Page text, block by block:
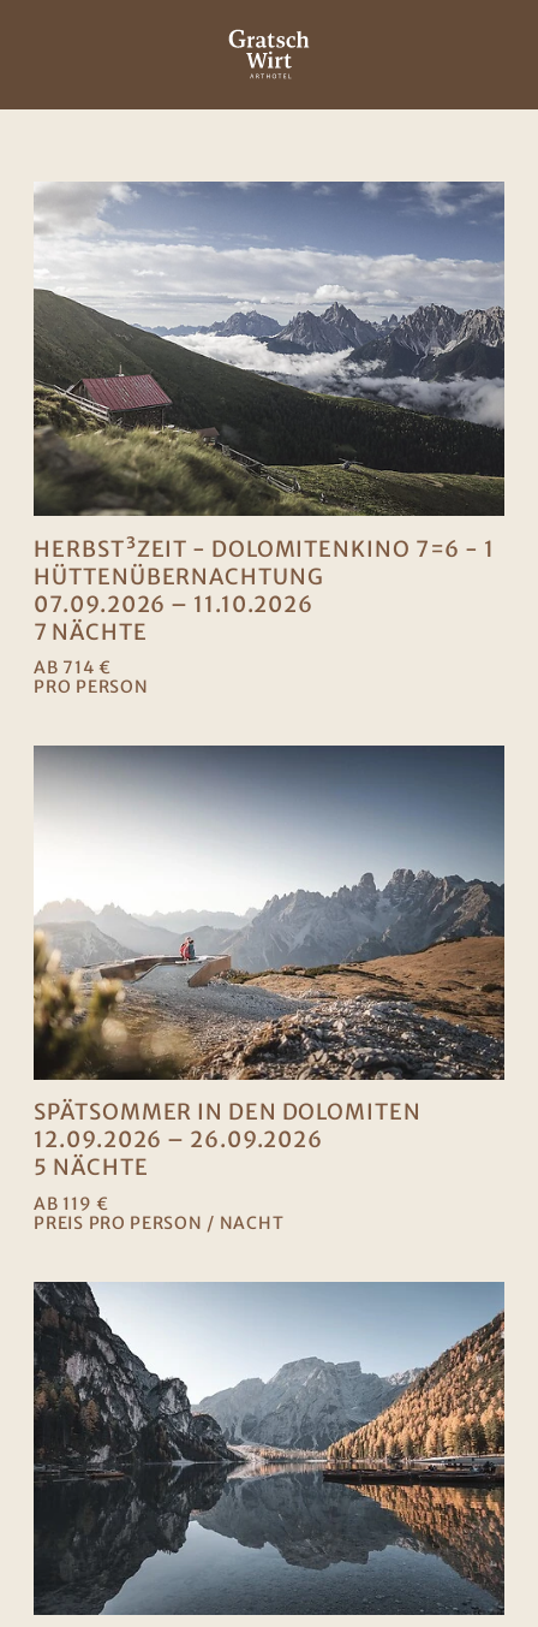
HERBST³ZEIT - DOLOMITENKINO 7=6 - 1
HÜTTENÜBERNACHTUNG
07.09.2026 – 11.10.2026
7 NÄCHTE
AB 714 €
PRO PERSON
SPÄTSOMMER IN DEN DOLOMITEN
12.09.2026 – 26.09.2026
5 NÄCHTE
AB 119 €
PREIS PRO PERSON / NACHT